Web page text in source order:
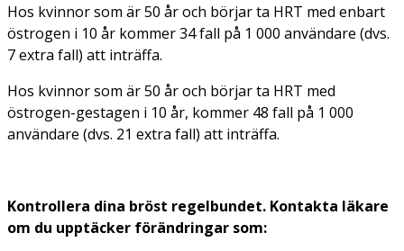
Hos kvinnor som är 50 år och börjar ta HRT med enbart
östrogen i 10 år kommer 34 fall på 1 000 användare (dvs.
7 extra fall) att inträffa.
Hos kvinnor som är 50 år och börjar ta HRT med
östrogen-gestagen i 10 år, kommer 48 fall på 1 000
användare (dvs. 21 extra fall) att inträffa.
Kontrollera dina bröst regelbundet. Kontakta läkare
om du upptäcker förändringar som: